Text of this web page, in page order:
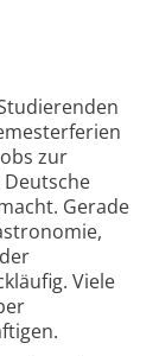
zur
Gerade
Viele